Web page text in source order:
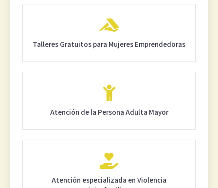
Talleres Gratuitos para Mujeres Emprendedoras
Atención de la Persona Adulta Mayor
Atención especializada en Violencia